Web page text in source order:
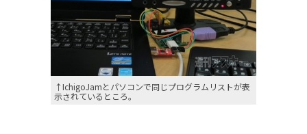
↑IchigoJamとパソコンで同じプログラムリストが表
示されているところ。